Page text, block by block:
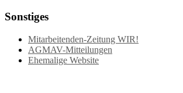
Sonstiges
Mitarbeitenden-Zeitung WIR!
AGMAV-Mitteilungen
Ehemalige Website